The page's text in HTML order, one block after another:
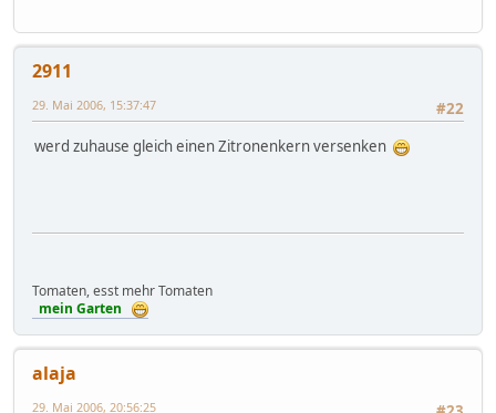
2911
#22
29. Mai 2006, 15:37:47
werd zuhause gleich einen Zitronenkern versenken
Tomaten, esst mehr Tomaten
mein Garten
alaja
29. Mai 2006, 20:56:25